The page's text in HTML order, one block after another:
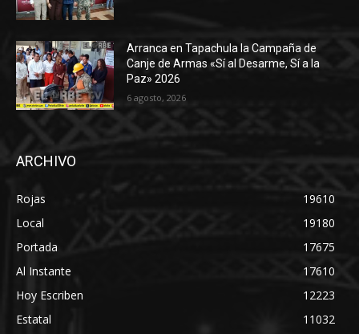
Arranca en Tapachula la Campaña de
Canje de Armas «Sí al Desarme, Sí a la
Paz» 2026
6 agosto, 2026
ARCHIVO
Rojas
19610
Local
19180
Portada
17675
Al Instante
17610
Hoy Escriben
12223
Estatal
11032